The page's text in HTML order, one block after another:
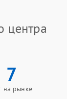
центра
7
на рынке